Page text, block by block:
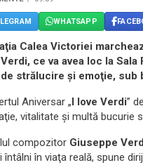
WHATSAPP
Calea Victoriei
ce va avea loc la
strălucire şi emoţie, sub
Aniversar „I love Verdi”
vitalitate şi multă bucurie
compozitor Giuseppe
întâlni în viaţa reală, spune